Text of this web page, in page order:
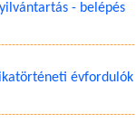
- belépés
évfordulók